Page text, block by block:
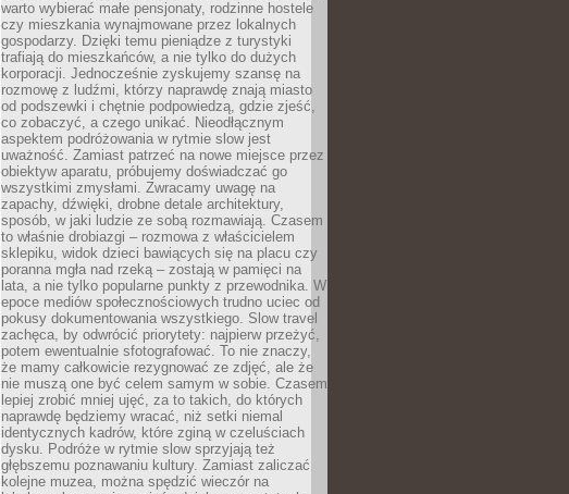
warto wybierać małe pensjonaty, rodzinne hostele
czy mieszkania wynajmowane przez lokalnych
gospodarzy. Dzięki temu pieniądze z turystyki
trafiają do mieszkańców, a nie tylko do dużych
korporacji. Jednocześnie zyskujemy szansę na
rozmowę z ludźmi, którzy naprawdę znają miasto
od podszewki i chętnie podpowiedzą, gdzie zjeść,
co zobaczyć, a czego unikać. Nieodłącznym
aspektem podróżowania w rytmie slow jest
uważność. Zamiast patrzeć na nowe miejsce przez
obiektyw aparatu, próbujemy doświadczać go
wszystkimi zmysłami. Zwracamy uwagę na
zapachy, dźwięki, drobne detale architektury,
sposób, w jaki ludzie ze sobą rozmawiają. Czasem
to właśnie drobiazgi – rozmowa z właścicielem
sklepiku, widok dzieci bawiących się na placu czy
poranna mgła nad rzeką – zostają w pamięci na
lata, a nie tylko popularne punkty z przewodnika. W
epoce mediów społecznościowych trudno uciec od
pokusy dokumentowania wszystkiego. Slow travel
zachęca, by odwrócić priorytety: najpierw przeżyć,
potem ewentualnie sfotografować. To nie znaczy,
że mamy całkowicie rezygnować ze zdjęć, ale że
nie muszą one być celem samym w sobie. Czasem
lepiej zrobić mniej ujęć, za to takich, do których
naprawdę będziemy wracać, niż setki niemal
identycznych kadrów, które zginą w czeluściach
dysku. Podróże w rytmie slow sprzyjają też
głębszemu poznawaniu kultury. Zamiast zaliczać
kolejne muzea, można spędzić wieczór na